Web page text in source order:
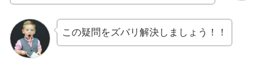
この疑問をズバリ解決しましょう！！